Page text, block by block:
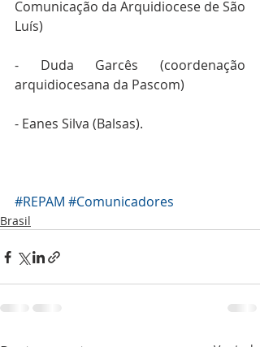
Comunicação da Arquidiocese de São
Luís)
- Duda Garcês (coordenação
arquidiocesana da Pascom)
- Eanes Silva (Balsas).
#REPAM #Comunicadores
Brasil